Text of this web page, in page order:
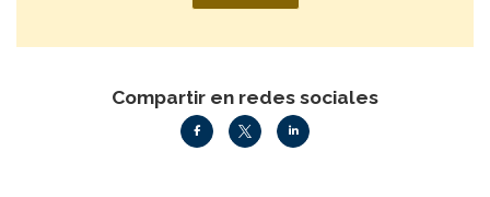
Compartir en redes sociales